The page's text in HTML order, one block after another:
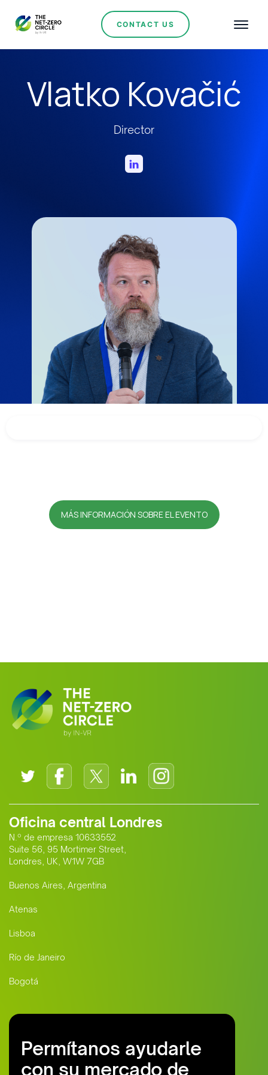
CONTACT US
Vlatko Kovačić
Director
MÁS INFORMACIÓN SOBRE EL EVENTO
Oficina central Londres
N.º de empresa 10633552
Suite 56, 95 Mortimer Street,
Londres, UK, W1W 7GB
Buenos Aires, Argentina
Atenas
Lisboa
Río de Janeiro
Bogotá
Permítanos ayudarle
con su mercado de